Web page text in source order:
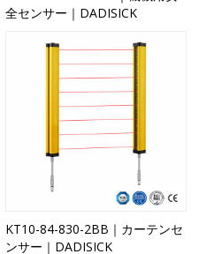
全センサー｜DADISICK
KT10-84-830-2BB｜カーテンセ
ンサー｜DADISICK